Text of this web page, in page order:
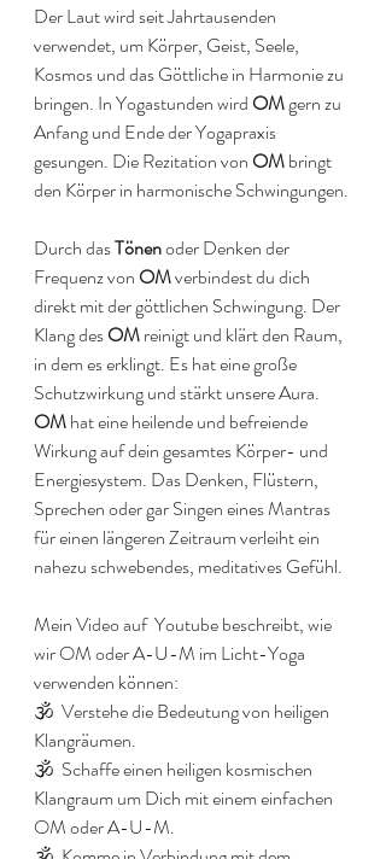
Der Laut wird seit Jahrtausenden
verwendet, um Körper, Geist, Seele,
Kosmos und das Göttliche in Harmonie zu
bringen. In Yogastunden wird OM gern zu
Anfang und Ende der Yogapraxis
gesungen. Die Rezitation von OM bringt
den Körper in harmonische Schwingungen.
Durch das Tönen oder Denken der
Frequenz von OM verbindest du dich
direkt mit der göttlichen Schwingung. Der
Klang des OM reinigt und klärt den Raum,
in dem es erklingt. Es hat eine große
Schutzwirkung und stärkt unsere Aura.
OM hat eine heilende und befreiende
Wirkung auf dein gesamtes Körper- und
Energiesystem. Das Denken, Flüstern,
Sprechen oder gar Singen eines Mantras
für einen längeren Zeitraum verleiht ein
nahezu schwebendes, meditatives Gefühl.
Mein Video auf  Youtube beschreibt, wie
wir OM oder A-U-M im Licht-Yoga
verwenden können:
🕉️  Verstehe die Bedeutung von heiligen
Klangräumen.
🕉️  Schaffe einen heiligen kosmischen
Klangraum um Dich mit einem einfachen
OM oder A-U-M.